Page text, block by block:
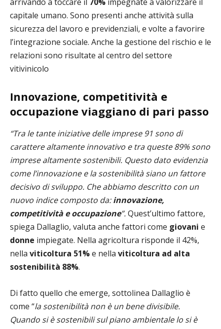
capitale umano. Sono presenti anche attività sulla
sicurezza del lavoro e previdenziali, e volte a favorire
l’integrazione sociale. Anche la gestione del rischio e le
relazioni sono risultate al centro del settore
vitivinicolo
Innovazione, competitività e
occupazione viaggiano di pari passo
“Tra le tante iniziative delle imprese 91 sono di
carattere altamente innovativo e tra queste 89% sono
imprese altamente sostenibili. Questo dato evidenzia
come l’innovazione e la sostenibilità siano un fattore
decisivo di sviluppo. Che abbiamo descritto con un
nuovo indice composto da:innovazione,
competitività e occupazione”.Quest’ultimo fattore,
spiega Dallaglio, valuta anche fattori come giovani e
donne impiegate. Nella agricoltura risponde il 42%,
nella viticoltura 51%e nella viticoltura ad alta
sostenibilità 88%.
Di fatto quello che emerge, sottolinea Dallaglio è
come “la sostenibilità non è un bene divisibile.
Quando si è sostenibili sul piano ambientale lo si è